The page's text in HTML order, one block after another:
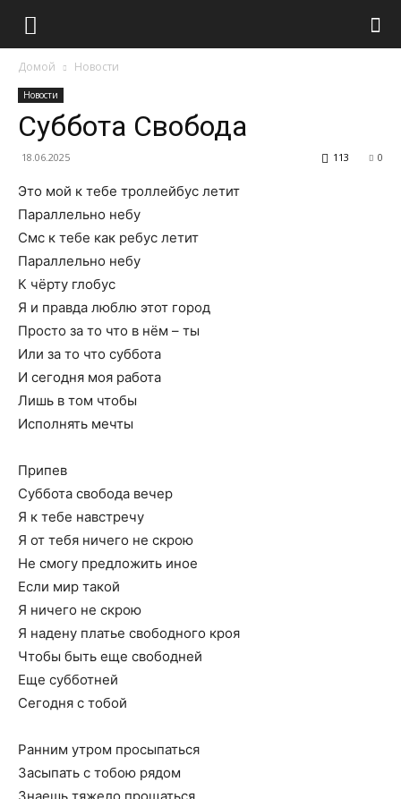
Домой Новости
Новости
Суббота Свобода
18.06.2025 0
113
Это мой к тебе троллейбус летит
Параллельно небу
Смс к тебе как ребус летит
Параллельно небу
К чёрту глобус
Я и правда люблю этот город
Просто за то что в нём – ты
Или за то что суббота
И сегодня моя работа
Лишь в том чтобы
Исполнять мечты
Припев
Суббота свобода вечер
Я к тебе навстречу
Я от тебя ничего не скрою
Не смогу предложить иное
Если мир такой
Я ничего не скрою
Я надену платье свободного кроя
Чтобы быть еще свободней
Еще субботней
Сегодня с тобой
Ранним утром просыпаться
Засыпать с тобою рядом